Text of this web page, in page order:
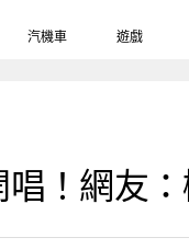
汽機車 遊戲
！網友：